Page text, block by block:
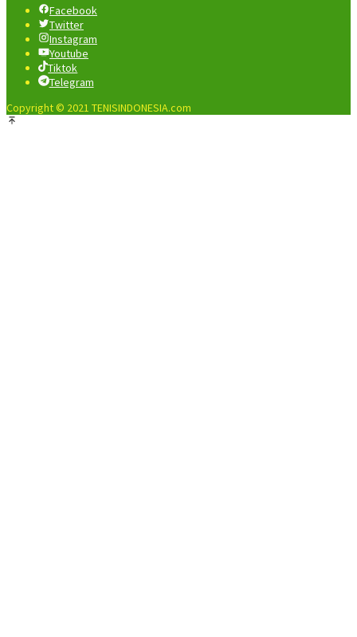
Facebook
Twitter
Instagram
Youtube
Tiktok
Telegram
Copyright © 2021 TENISINDONESIA.com